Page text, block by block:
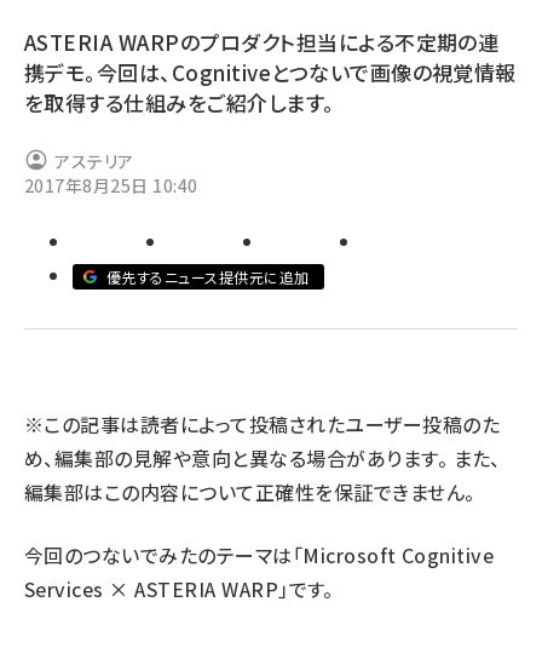
youtube (2425)
note (2310)
z世代 (1620)
meo (1274)
llmo (1160)
ASTERIA WARPのプロダクト担当による不定期の連
携デモ。今回は、Cognitiveとつないで画像の視覚情報
を取得する仕組みをご紹介します。
アステリア
2017年8月25日 10:40
優先するニュース提供元に追加
※この記事は読者によって投稿されたユーザー投稿のた
め、編集部の見解や意向と異なる場合があります。 また、
編集部はこの内容について正確性を保証できません。
今回のつないでみたのテーマは「Microsoft Cognitive
Services × ASTERIA WARP」です。